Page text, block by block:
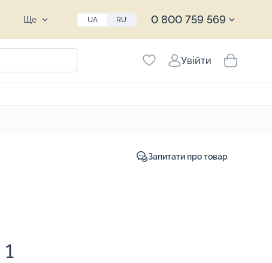
Ще UA RU 0 800 759 569
Увійти
Запитати про товар
1